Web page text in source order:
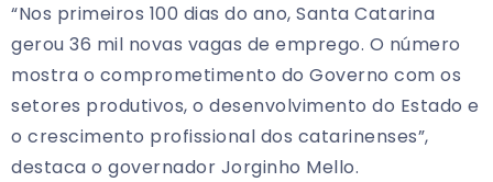
“Nos primeiros 100 dias do ano, Santa Catarina
gerou 36 mil novas vagas de emprego. O número
mostra o comprometimento do Governo com os
setores produtivos, o desenvolvimento do Estado e
o crescimento profissional dos catarinenses”,
destaca o governador Jorginho Mello.